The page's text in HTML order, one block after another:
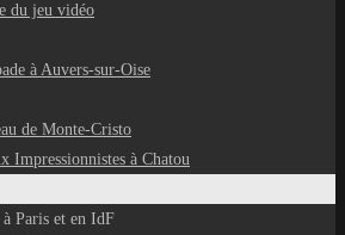
du jeu vidéo
à Auvers-sur-Oise
de Monte-Cristo
Impressionnistes à Chatou
Paris et en IdF